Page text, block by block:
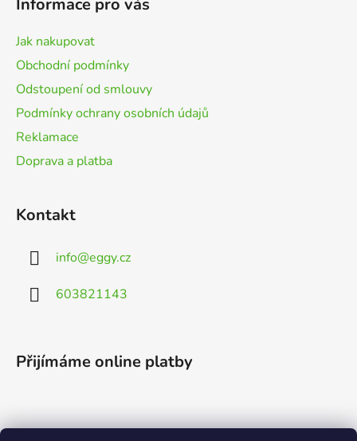
Jak nakupovat
Obchodní podmínky
Odstoupení od smlouvy
Podmínky ochrany osobních údajů
Reklamace
Doprava a platba
Kontakt
info@eggy.cz
603821143
Přijímáme online platby